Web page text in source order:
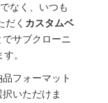
なく、いつも
だく カスタムベ
サブクローニ
。
フォーマット
択いただけま